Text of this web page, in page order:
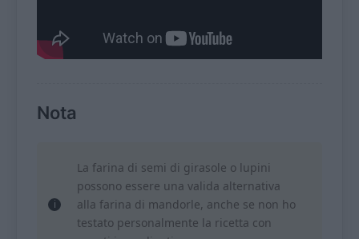
Nota
La farina di semi di girasole o lupini
possono essere una valida alternativa
alla farina di mandorle, anche se non ho
testato personalmente la ricetta con